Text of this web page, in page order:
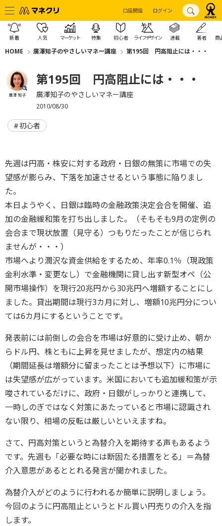
口座開設 ログイン
新着 人気 マーケット 特集 初心者 ライフデザイン 連載 著者 商
HOME 廣澤知子のやさしいマネー講座 第195回 円高阻止には・・・
廣澤 知子
第195回 円高阻止には・・・
廣澤知子のやさしいマネー講座
2010/08/30
初心者
先週は円高・株安に対する政府・日銀の無策に市場での失
望感が膨らみ、下落を加速させるという事態に陥りまし
た。
本日ようやく、日銀は臨時の金融政策決定会合を開催、追
加の金融緩和策を打ち出しました。（そもそも9月の定例の
会合まで現状放置（見守る）つもりだったことが信じられ
ませんが・・・）
市場へより潤沢な資金供給をするため、年率0.1％（現政策
金利水準・変更なし）で金融機関に貸し出す新型オペ（公
開市場操作）を現行20兆円から30兆円へ増額することにし
ました。貸出期間は現行3カ月に対し、増額10兆円分につい
ては6カ月にするということです。
発表前には前倒しの会合を市場は好意的に受け止め、朝か
らドル円、株ともに上昇を見せましたが、想定内の結果
（期間延長は増額分に留まったことは予想以下）に市場に
は失望感が広がっています。米国においても追加緩和策が示
唆されているだけに、政府・日銀がしっかりと連携して、
一時しのぎではなく対策にあたっていると市場に認識され
ない限り、相場の反転は厳しいといえますね。
さて、円高対策というと為替介入を期待する声もあるよう
です。先週も「必要な時には断固たる措置をとる」＝為替
介入意思があるととれる発言が聞かれました。
為替介入がどのように行われるか簡単に説明しましょう。
今回のように円高阻止というとドル買い円売りの介入を指
します。